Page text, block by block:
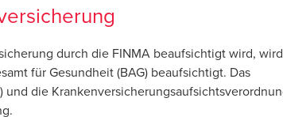
durch die FINMA beaufsichtigt wird,
für Gesundheit (BAG) beaufsichtigt. Das
und die